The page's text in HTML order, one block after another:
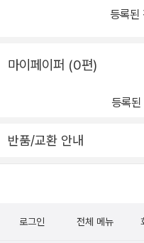
등록된
마이페이퍼 (0편)
등록
반품/교환 안내
로그인 전체 메뉴